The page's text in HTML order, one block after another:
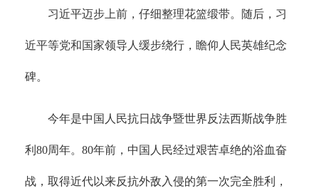
习近平迈步上前，仔细整理花篮缎带。随后，习
近平等党和国家领导人缓步绕行，瞻仰人民英雄纪念
碑。
今年是中国人民抗日战争暨世界反法西斯战争胜
利80周年。80年前，中国人民经过艰苦卓绝的浴血奋
战，取得近代以来反抗外敌入侵的第一次完全胜利，